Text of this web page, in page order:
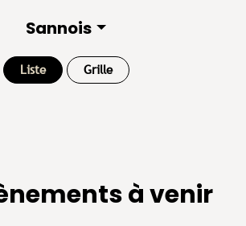
Sannois
Liste Grille
à venir